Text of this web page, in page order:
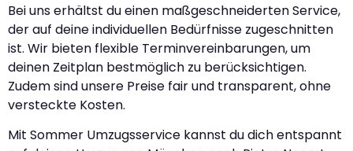
Bei uns erhältst du einen maßgeschneiderten Service,
der auf deine individuellen Bedürfnisse zugeschnitten
ist. Wir bieten flexible Terminvereinbarungen, um
deinen Zeitplan bestmöglich zu berücksichtigen.
Zudem sind unsere Preise fair und transparent, ohne
versteckte Kosten.
Mit Sommer Umzugsservice kannst du dich entspannt